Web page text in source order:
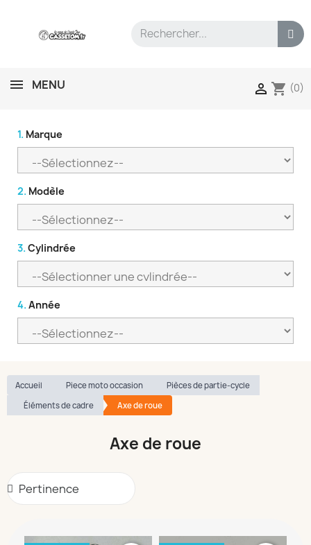
MENU  shopping_cart (0)
1. Marque
2. Modèle
3. Cylindrée
4. Année
Accueil Piece moto occasion
Pièces de partie-cycle
Éléments de cadre
Axe de roue
Axe de roue